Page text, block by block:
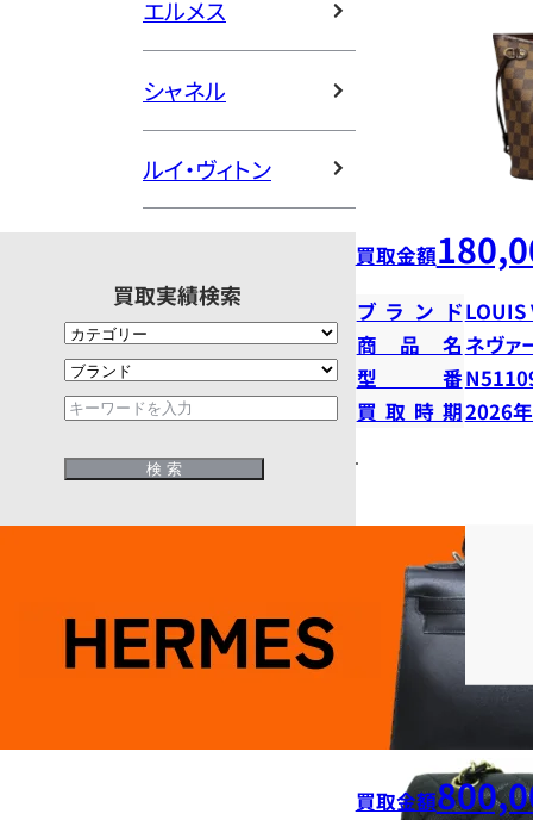
エルメス
シャネル
ルイ・ヴィトン
買取実績検索
買取金額
ブランドLOUIS
商品名 ネヴァ
型番
買取時期2026
買取金額